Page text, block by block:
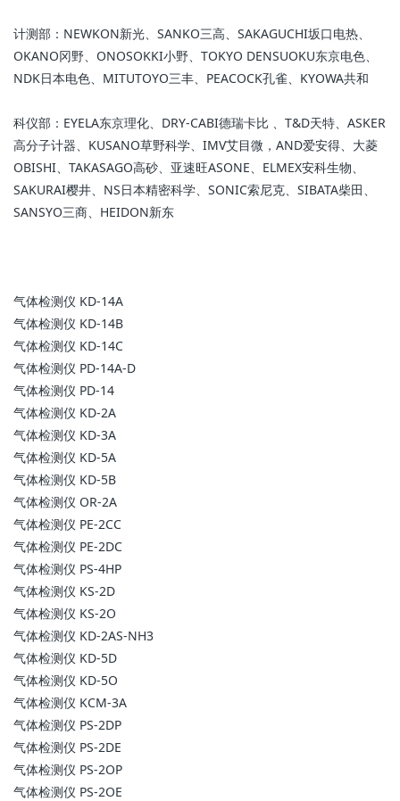
计测部：NEWKON新光、SANKO三高、SAKAGUCHI坂口电热、
OKANO冈野、ONOSOKKI小野、TOKYO DENSUOKU东京电色、
NDK日本电色、MITUTOYO三丰、PEACOCK孔雀、KYOWA共和
科仪部：EYELA东京理化、DRY-CABI德瑞卡比 、T&D天特、ASKER
高分子计器、KUSANO草野科学、IMV艾目微，AND爱安得、大菱
OBISHI、TAKASAGO高砂、亚速旺ASONE、ELMEX安科生物、
SAKURAI樱井、NS日本精密科学、SONIC索尼克、SIBATA柴田、
SANSYO三商、HEIDON新东
气体检测仪 KD-14A
气体检测仪 KD-14B
气体检测仪 KD-14C
气体检测仪 PD-14A-D
气体检测仪 PD-14
气体检测仪 KD-2A
气体检测仪 KD-3A
气体检测仪 KD-5A
气体检测仪 KD-5B
气体检测仪 OR-2A
气体检测仪 PE-2CC
气体检测仪 PE-2DC
气体检测仪 PS-4HP
气体检测仪 KS-2D
气体检测仪 KS-2O
气体检测仪 KD-2AS-NH3
气体检测仪 KD-5D
气体检测仪 KD-5O
气体检测仪 KCM-3A
气体检测仪 PS-2DP
气体检测仪 PS-2DE
气体检测仪 PS-2OP
气体检测仪 PS-2OE